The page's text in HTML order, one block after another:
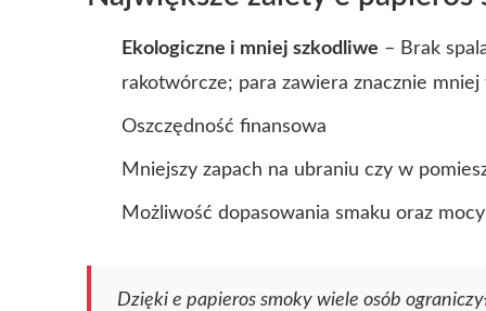
Ekologiczne i mniej szkodliwe – Brak
rakotwórcze; para zawiera znacznie mniej
Oszczędność finansowa
Mniejszy zapach na ubraniu czy w
Możliwość dopasowania smaku oraz
Dzięki e papieros smoky wiele osób